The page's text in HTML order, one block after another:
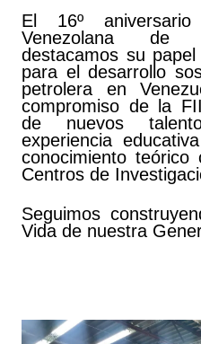
El 16º
Venezolana de
destacamos su
para el desarrollo
petrolera en
compromiso de la
de nuevos
experiencia
conocimiento
Centros de
Seguimos
Vida de nuestra